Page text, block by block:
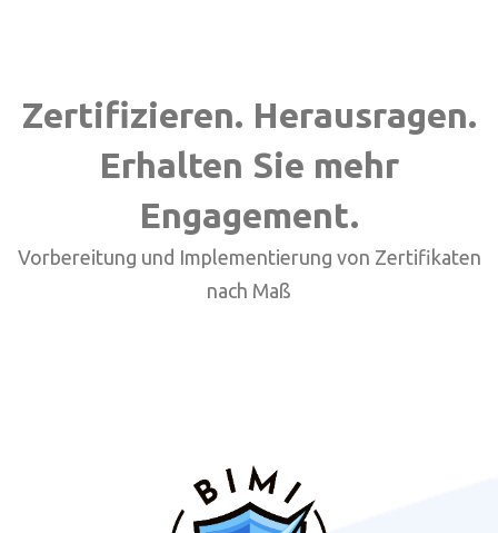
Zertifizieren. Herausragen.
Erhalten Sie mehr
Engagement.
Vorbereitung und Implementierung von Zertifikaten
nach Maß